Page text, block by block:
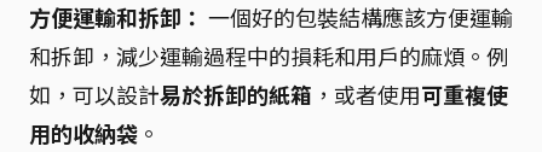
方便運輸和拆卸： 一個好的包裝結構應該方便運輸
和拆卸，減少運輸過程中的損耗和用戶的麻煩。例
如，可以設計易於拆卸的紙箱 ，或者使用可重複使
用的收納袋 。